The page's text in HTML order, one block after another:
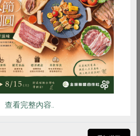
(親憶
張博仁
海水金目鱸魚(張博仁)-500g
食譜 減硝酸鹽
安 共同購買
查看完整內容..